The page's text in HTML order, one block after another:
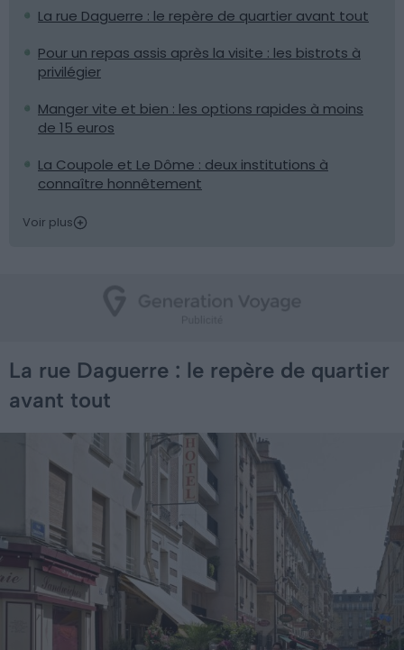
La rue Daguerre : le repère de quartier avant tout
Pour un repas assis après la visite : les bistrots à
privilégier
Manger vite et bien : les options rapides à moins
de 15 euros
La Coupole et Le Dôme : deux institutions à
connaître honnêtement
Voir plus
La rue Daguerre : le repère de quartier
avant tout